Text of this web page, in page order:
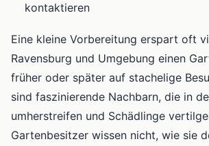
kontaktieren
Eine kleine Vorbereitung erspart oft
Ravensburg und Umgebung einen
früher oder später auf stachelige
sind faszinierende Nachbarn, die in
umherstreifen und Schädlinge
Gartenbesitzer wissen nicht, wie sie